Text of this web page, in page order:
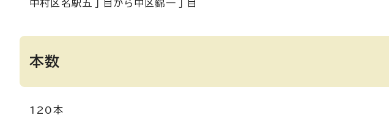
中村区名駅五丁目から中区錦一丁目
本数
120本